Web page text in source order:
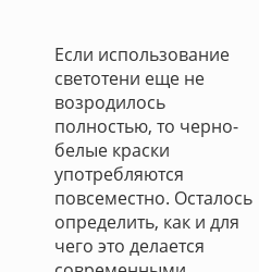
Если использование
светотени еще не
возродилось
полностью, то черно-
белые краски
употребляются
повсеместно. Осталось
определить, как и для
чего это делается